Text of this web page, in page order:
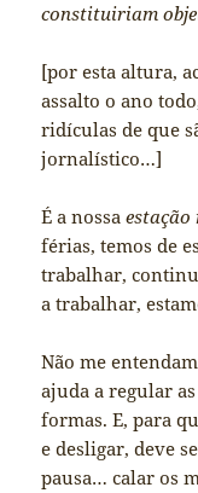
constituiriam
[por esta altura,
assalto o ano
ridículas de que
jornalístico…]
É a nossa
férias, temos de
trabalhar,
a trabalhar,
Não me
ajuda a regular
formas. E, para
e desligar, deve
pausa… calar os